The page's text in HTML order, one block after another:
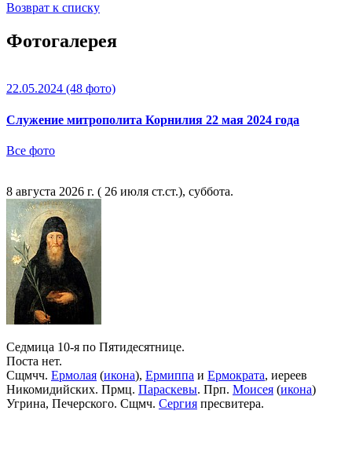
Возврат к списку
Фотогалерея
22.05.2024 (48 фото)
Служение митрополита Корнилия 22 мая 2024 года
Все фото
8 августа 2026 г. ( 26 июля ст.ст.), суббота.
Седмица 10-я по Пятидесятнице.
Поста нет.
Сщмчч. Ермолая (икона), Ермиппа и Ермократа, иереев
Никомидийских. Прмц. Параскевы. Прп. Моисея (икона)
Угрина, Печерского. Сщмч. Сергия пресвитера.